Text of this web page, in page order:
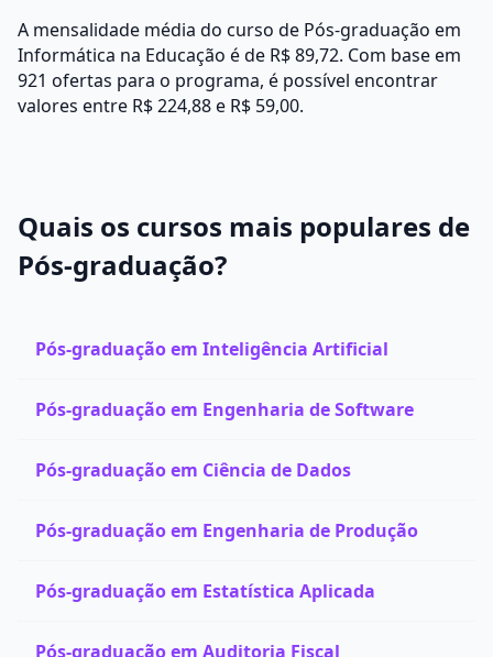
A mensalidade média do curso de Pós-graduação em
Informática na Educação é de R$ 89,72. Com base em
921 ofertas para o programa, é possível encontrar
valores entre R$ 224,88 e R$ 59,00.
Quais os cursos mais populares de
Pós-graduação?
Pós-graduação em Inteligência Artificial
Pós-graduação em Engenharia de Software
Pós-graduação em Ciência de Dados
Pós-graduação em Engenharia de Produção
Pós-graduação em Estatística Aplicada
Pós-graduação em Auditoria Fiscal